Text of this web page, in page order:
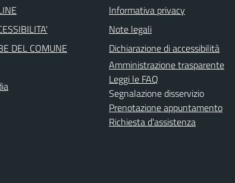
DEL COMUNE
Informativa privacy
Note legali
Dichiarazione di accessibilità
Amministrazione trasparente
Leggi le FAQ
Segnalazione disservizio
Prenotazione appuntamento
Richiesta d'assistenza